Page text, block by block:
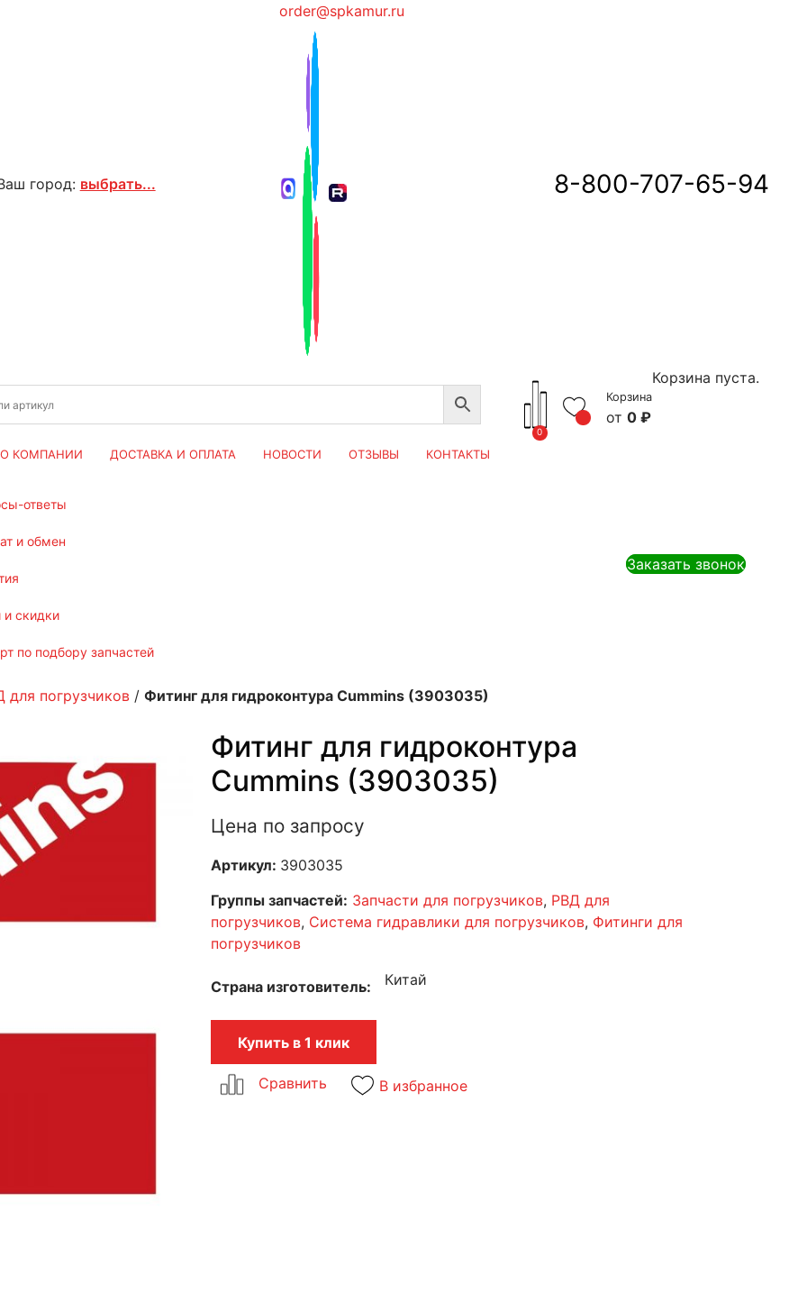
город: выбрать...
order@spkamur.ru
8-800-707-65-94
0
Корзина
0 ₽
Корзина пуста.
О КОМПАНИИ ДОСТАВКА И ОПЛАТА НОВОСТИ ОТЗЫВЫ
КОНТАКТЫ
ответы
и обмен
и скидки
по подбору запчастей
Заказать звонок
для погрузчиков / Фитинг для гидроконтура Cummins (3903035)
Фитинг для гидроконтура
Cummins (3903035)
Цена по запросу
Артикул: 3903035
Группы запчастей: Запчасти для погрузчиков, РВД для
погрузчиков, Система гидравлики для погрузчиков, Фитинги для
погрузчиков
Страна изготовитель Китай
Купить в 1 клик
В избранное